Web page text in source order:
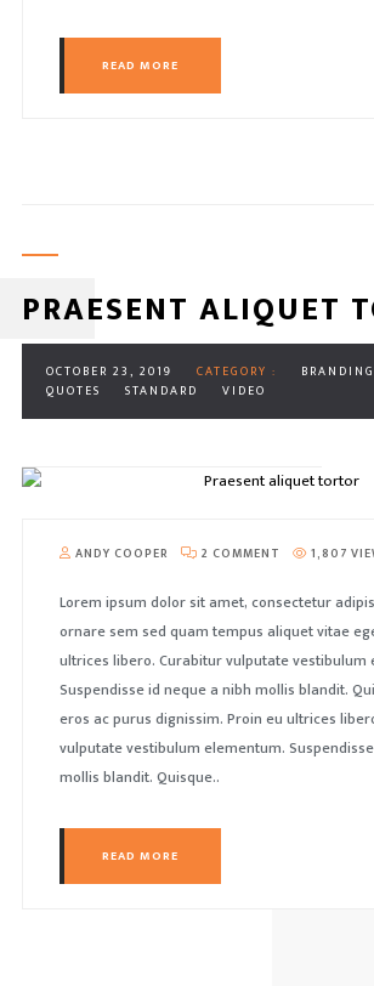
READ MORE
PRAESENT ALIQUET
OCTOBER 23, 2019 CATEGORY : BRANDING
QUOTES
STANDARD VIDEO
ANDY COOPER 2 COMMENT 1,807
Lorem ipsum dolor sit amet, consectetur
ornare sem sed quam tempus aliquet vitae
ultrices libero. Curabitur vulputate vestibulum
Suspendisse id neque a nibh mollis blandit.
eros ac purus dignissim. Proin eu ultrices
vulputate vestibulum elementum.
mollis blandit. Quisque..
READ MORE